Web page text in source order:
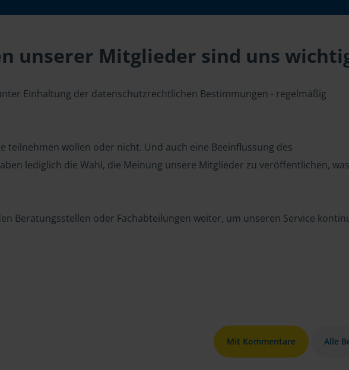
unserer Mitglieder sind uns
Einhaltung der datenschutzrechtlichen Bestimmungen - regelmäßig
wollen oder nicht. Und auch eine Beeinflussung des
lediglich die Wahl, die Meinung unsere Mitglieder zu veröffentlichen,
Beratungsstellen oder Fachabteilungen weiter, um unseren Service
Mit Kommentare Alle